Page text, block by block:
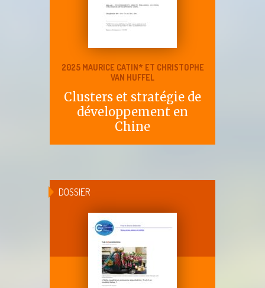
2025 MAURICE CATIN* ET CHRISTOPHE
VAN HUFFEL
Clusters et stratégie de
développement en
Chine
DOSSIER